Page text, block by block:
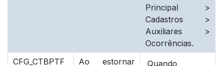
Principal >
Cadastros >
Auxiliares >
Ocorrências.
CFG_CTBPTF
Ao estornar
Quando